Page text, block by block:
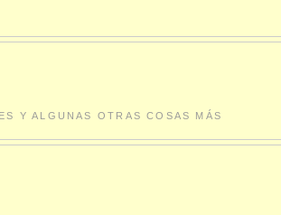
Y ALGUNAS OTRAS COSAS MÁS